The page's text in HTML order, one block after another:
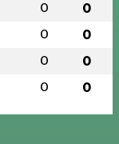
0 0
0 0
0 0
0 0